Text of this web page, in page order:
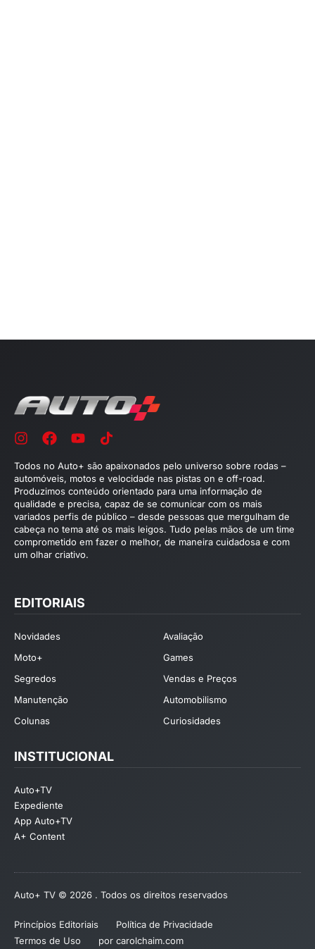
Todos no Auto+ são apaixonados pelo universo sobre rodas –
automóveis, motos e velocidade nas pistas on e off-road.
Produzimos conteúdo orientado para uma informação de
qualidade e precisa, capaz de se comunicar com os mais
variados perfis de público – desde pessoas que mergulham de
cabeça no tema até os mais leigos. Tudo pelas mãos de um time
comprometido em fazer o melhor, de maneira cuidadosa e com
um olhar criativo.
EDITORIAIS
Novidades
Avaliação
Moto+
Games
Segredos
Vendas e Preços
Manutenção
Automobilismo
Colunas
Curiosidades
INSTITUCIONAL
Auto+TV
Expediente
App Auto+TV
A+ Content
Auto+ TV © 2026 . Todos os direitos reservados
Princípios Editoriais
Política de Privacidade
Termos de Uso
por carolchaim.com